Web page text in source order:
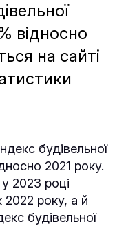
відносно
на сайті
будівельної
2021 року.
у 2023 році
року, а й
будівельної